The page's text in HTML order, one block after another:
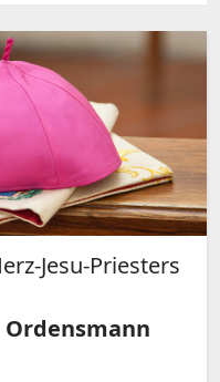
Jesu-Priesters